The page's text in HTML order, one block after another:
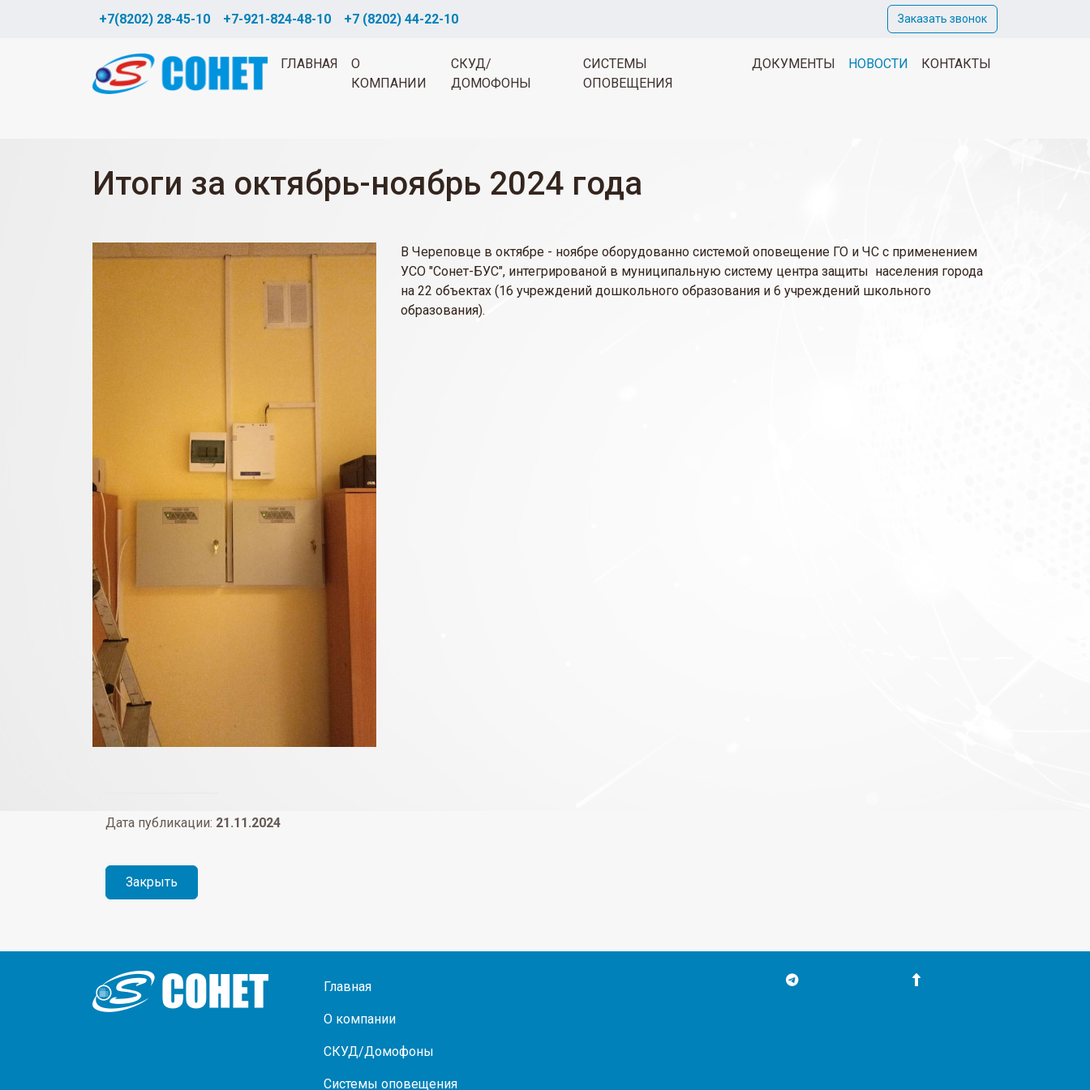
+7(8202) 28-45-10 +7-921-824-48-10 +7 (8202) 44-22-10 Заказать звонок
ГЛАВНАЯ
О
КОМПАНИИ
СКУД/
ДОМОФОНЫ
СИСТЕМЫ
ОПОВЕЩЕНИЯ
ДОКУМЕНТЫ НОВОСТИ КОНТАКТЫ
Итоги за октябрь-ноябрь 2024 года
Дата публикации: 21.11.2024
Закрыть
В Череповце в октябре - ноябре оборудованно системой оповещение ГО и ЧС с применением
УСО "Сонет-БУС", интегрированой в муниципальную систему центра защиты населения города
на 22 объектах (16 учреждений дошкольного образования и 6 учреждений школьного
образования).
Главная
О компании
СКУД/Домофоны
Системы оповещения